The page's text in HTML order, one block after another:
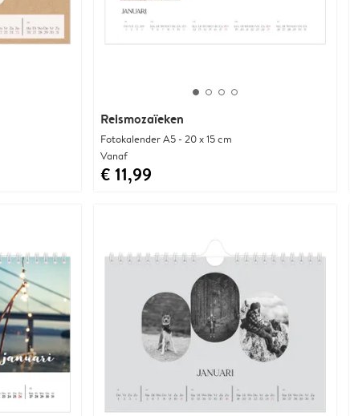
Reismozaïeken
Fotokalender A5 - 20 x 15 cm
Vanaf
€ 11,99